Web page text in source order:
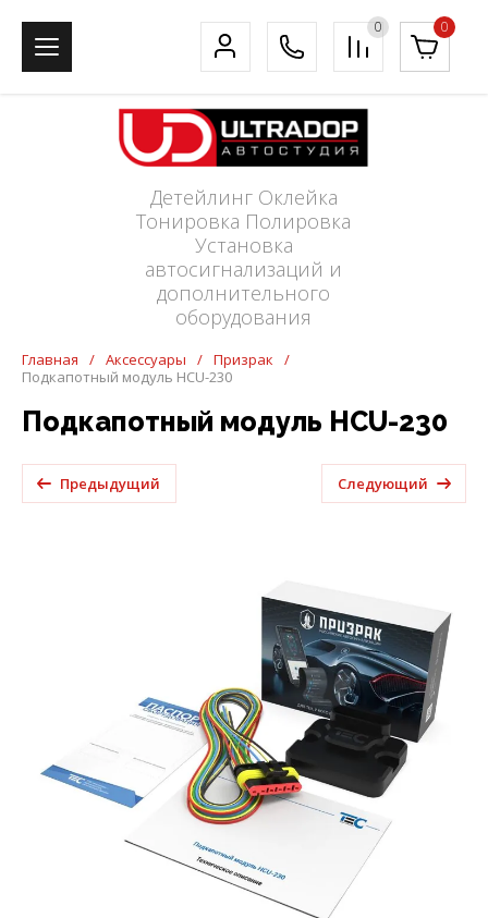
0 0
Детейлинг Оклейка
Тонировка Полировка
Установка
автосигнализаций и
дополнительного
оборудования
Главная / Аксессуары / Призрак
/
Подкапотный модуль HCU-230
Подкапотный модуль HCU-230
Предыдущий Следующий